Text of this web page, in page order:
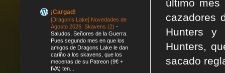
último
cazadores
Hunters y
Hunters,
sacado
¡Cargad!
[Dragon’s Lake] Novedades de
Agosto 2026: Skavens (2) -
Saludos, Señores de la Guerra.
Pues segundo mes en que los
amigos de Dragons Lake le dan
cariño a los skavens, que los
mecenas de su Patreon (9€ +
IVA) ten...